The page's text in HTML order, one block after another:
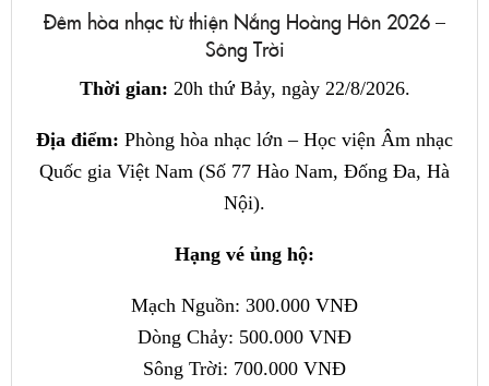
Đêm hòa nhạc từ thiện Nắng Hoàng Hôn 2026 –
Sông Trời
Thời gian: 20h thứ Bảy, ngày 22/8/2026.
Địa điểm: Phòng hòa nhạc lớn – Học viện Âm nhạc
Quốc gia Việt Nam (Số 77 Hào Nam, Đống Đa, Hà
Nội).
Hạng vé ủng hộ:
Mạch Nguồn: 300.000 VNĐ
Dòng Chảy: 500.000 VNĐ
Sông Trời: 700.000 VNĐ